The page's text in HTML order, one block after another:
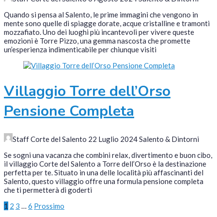
Quando si pensa al Salento, le prime immagini che vengono in
mente sono quelle di spiagge dorate, acque cristalline e tramonti
mozzafiato. Uno dei luoghi più incantevoli per vivere queste
emozioni è Torre Pizzo, una gemma nascosta che promette
un’esperienza indimenticabile per chiunque visiti
Villaggio Torre dell’Orso
Pensione Completa
Staff Corte del Salento 22 Luglio 2024Salento & Dintorni
Se sogni una vacanza che combini relax, divertimento e buon cibo,
il villaggio Corte del Salento a Torre dell’Orso è la destinazione
perfetta per te. Situato in una delle località più affascinanti del
Salento, questo villaggio offre una formula pensione completa
che ti permetterà di goderti
Paginazione
1 2 3 … 6 Prossimo